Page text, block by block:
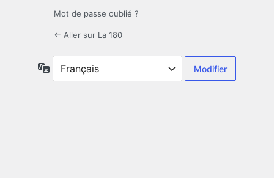
Mot de passe oublié ?
← Aller sur La 180
Langue